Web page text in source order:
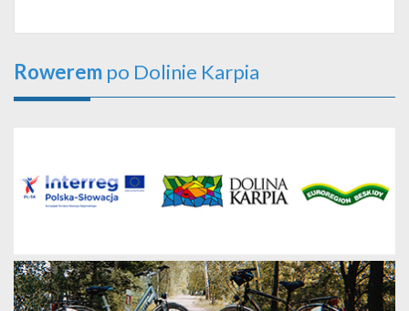
Rowerem po Dolinie Karpia